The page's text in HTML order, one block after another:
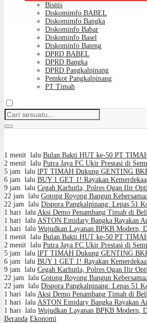
Bisnis
Diskomimfo BABEL
Diskomimfo Bangka
Diskominfo Babar
Diskominfo Basel
Diskominfo Bateng
DPRD BABEL
DPRD Bangka
DPRD Pangkalpinang
Pemkot Pangkalpinang
PT Timah
1 menit lalu Bulan Bakti HUT ke-50 PT
2 menit lalu Putra Jaya FC Ukir Prestasi di
5 jam lalu lPT TIMAH Dukung GENTING
6 jam lalu BUY 1 GET 1! Rayakan
9 jam lalu Cegah Karhutla, Polres Ogan Ilir
22 jam lalu Gotong Royong Bangun
22 jam lalu Dispora Pangkalpinang: Lepas 51
1 hari lalu Aksi Demo Penambang Timah di
1 hari lalu ASTON Emidary Bangka Rayakan
1 hari lalu Wujudkan Layanan BPKB Modern,
1 menit lalu Bulan Bakti HUT ke-50 PT
2 menit lalu Putra Jaya FC Ukir Prestasi di
5 jam lalu lPT TIMAH Dukung GENTING
6 jam lalu BUY 1 GET 1! Rayakan
9 jam lalu Cegah Karhutla, Polres Ogan Ilir
22 jam lalu Gotong Royong Bangun
22 jam lalu Dispora Pangkalpinang: Lepas 51
1 hari lalu Aksi Demo Penambang Timah di
1 hari lalu ASTON Emidary Bangka Rayakan
1 hari lalu Wujudkan Layanan BPKB Modern,
Beranda Ekonomi